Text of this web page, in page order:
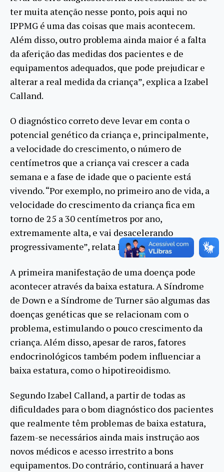
ter muita atenção nesse ponto, pois aqui no
IPPMG é uma das coisas que mais acontecem.
Além disso, outro problema ainda maior é a falta
da aferição das medidas dos pacientes e de
equipamentos adequados, que pode prejudicar e
alterar a real medida da criança”, explica a Izabel
Calland.
O diagnóstico correto deve levar em conta o
potencial genético da criança e, principalmente,
a velocidade do crescimento, o número de
centímetros que a criança vai crescer a cada
semana e a fase de idade que o paciente está
vivendo. “Por exemplo, no primeiro ano de vida, a
velocidade do crescimento da criança fica em
torno de 25 a 30 centímetros por ano,
extremamente alta, e vai desacelerando
progressivamente”, relata Izabel Calland.
A primeira manifestação de uma doença pode
acontecer através da baixa estatura. A Síndrome
de Down e a Síndrome de Turner são algumas das
doenças genéticas que se relacionam com o
problema, estimulando o pouco crescimento da
criança. Além disso, apesar de raros, fatores
endocrinológicos também podem influenciar a
baixa estatura, como o hipotireoidismo.
Segundo Izabel Calland, a partir de todas as
dificuldades para o bom diagnóstico dos pacientes
que realmente têm problemas de baixa estatura,
fazem-se necessários ainda mais instrução aos
novos médicos e acesso irrestrito a bons
equipamentos. Do contrário, continuará a haver